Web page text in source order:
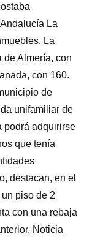
La
La
de Almería, con
con 160.
de
unifamiliar de
podrá adquirirse
que tenía
destacan, en el
piso de 2
con una rebaja
Noticia